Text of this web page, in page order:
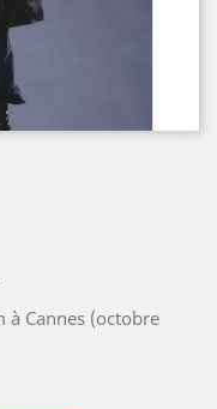
Cannes (octobre